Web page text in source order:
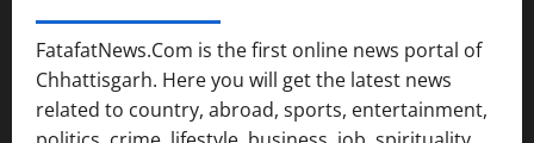
FatafatNews.Com is the first online news portal of
Chhattisgarh. Here you will get the latest news
related to country, abroad, sports, entertainment,